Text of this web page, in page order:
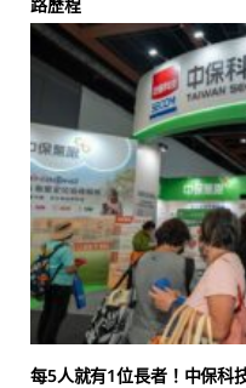
每5人就有1位長者！中保科